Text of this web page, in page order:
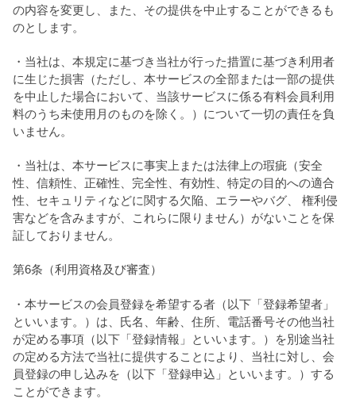
の内容を変更し、また、その提供を中止することができるも
のとします。
・当社は、本規定に基づき当社が行った措置に基づき利用者
に生じた損害（ただし、本サービスの全部または一部の提供
を中止した場合において、当該サービスに係る有料会員利用
料のうち未使用月のものを除く。）について一切の責任を負
いません。
・当社は、本サービスに事実上または法律上の瑕疵（安全
性、信頼性、正確性、完全性、有効性、特定の目的への適合
性、セキュリティなどに関する欠陥、エラーやバグ、 権利侵
害などを含みますが、これらに限りません）がないことを保
証しておりません。
第6条（利用資格及び審査）
・本サービスの会員登録を希望する者（以下「登録希望者」
といいます。）は、氏名、年齢、住所、電話番号その他当社
が定める事項（以下「登録情報」といいます。）を別途当社
の定める方法で当社に提供することにより、当社に対し、会
員登録の申し込みを（以下「登録申込」といいます。）する
ことができます。